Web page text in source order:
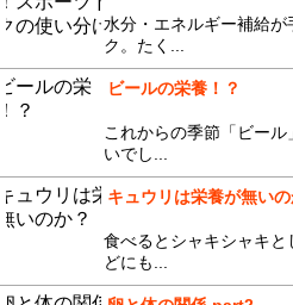
水分・エネルギー補給
ク。たく...
ビールの栄養！？
これからの季節「ビー
いでし...
キュウリは栄養が無いの
食べるとシャキシャキ
どにも...